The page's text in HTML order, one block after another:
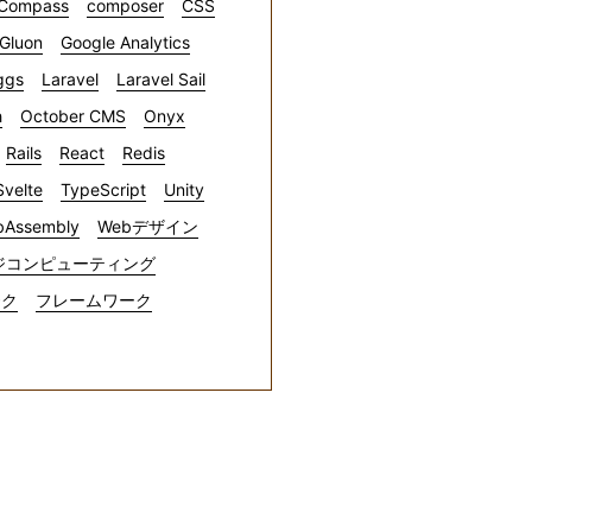
composer
CSS
Gluon
Google Analytics
Laravel
Laravel Sail
October CMS
Onyx
Rails React
Redis
TypeScript
Unity
Webデザイン
コンピューティング
フレームワーク